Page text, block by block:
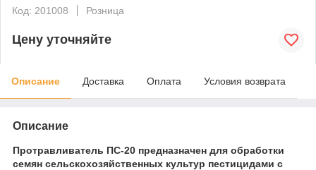
Код: 201008
Розница
Цену уточняйте
Описание Доставка Оплата Условия возврата
Описание
Протравливатель ПС-20 предназначен для обработки
семян сельскохозяйственных культур пестицидами с